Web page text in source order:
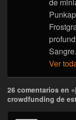
Sangre.
Ver
26 comentarios en
crowdfunding de